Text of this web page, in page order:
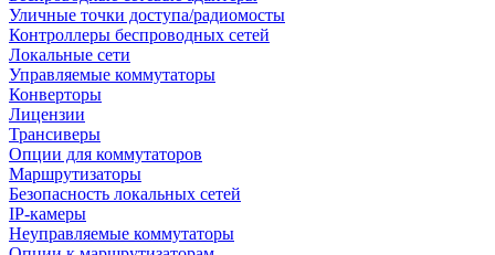
Уличные точки доступа/радиомосты
Контроллеры беспроводных сетей
Локальные сети
Управляемые коммутаторы
Конверторы
Лицензии
Трансиверы
Опции для коммутаторов
Маршрутизаторы
Безопасность локальных сетей
IP-камеры
Неуправляемые коммутаторы